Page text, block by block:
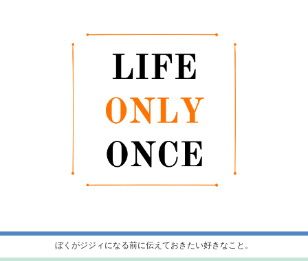
ぼくがジジィになる前に伝えておきたい好きなこと。